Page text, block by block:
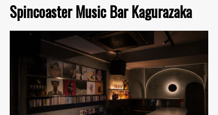
Spincoaster Music Bar Kagurazaka